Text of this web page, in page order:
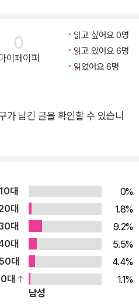
는 만년필로 써보셨으면. ‘쓴
추상이 구상으로 바뀌면 현실이
. 그러니까 제가 보낸 질문에 대
이어 써주셨으면. 어딘가에 밑
두 권의 책. 매일 한 편, 매달 한
여 ‘시의적절’입니다. 시인에게
어떤 기꺼움일까요. 시인은 1월 1
은 어떻게 다를까요. 하루도 빠
매일을 시로 써가는 시인들의 일
부탁했습니다. 하루에 한 편의
나 서른한 편의 글이 쓰였습니
0
이페이퍼
읽고 싶어요 0명
읽고 있어요 6명
읽었어요 6명
가 남긴 글을 확인할 수 있습니
10대
0%
대
1.8%
대
9.2%
대
5.5%
대
4.4%
대
1.1%
남성